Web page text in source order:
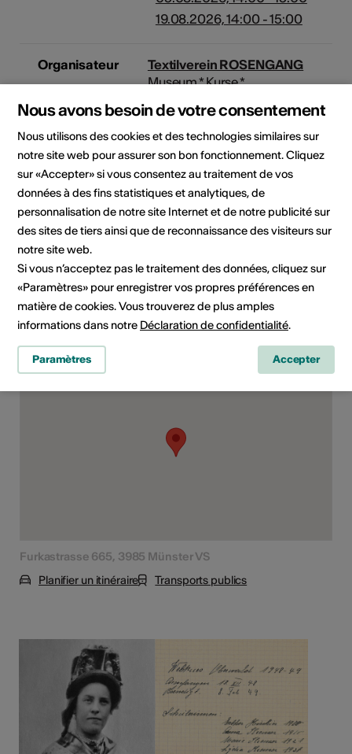
19.08.2026, 14:00 - 15:00
Organisateur
Textilverein ROSENGANG
Museum * Kurse *
Furkastr. 665
Münster VS
3985 Goms
Téléphone +41792205753
Réservations +41792205753
E-Mail
Site Internet
Domaine
Type d'événement
Exposition
Lieu de l'événement
Furkastrasse 665, 3985 Münster VS
Planifier un itinéraire
Transports publics
Nous avons besoin de votre consentement
Nous utilisons des cookies et des technologies similaires sur
notre site web pour assurer son bon fonctionnement. Cliquez
sur «Accepter» si vous consentez au traitement de vos
données à des fins statistiques et analytiques, de
personnalisation de notre site Internet et de notre publicité sur
des sites de tiers ainsi que de reconnaissance des visiteurs sur
notre site web.
Si vous n’acceptez pas le traitement des données, cliquez sur
«Paramètres» pour enregistrer vos propres préférences en
matière de cookies. Vous trouverez de plus amples
informations dans notre Déclaration de confidentialité.
Paramètres Accepter